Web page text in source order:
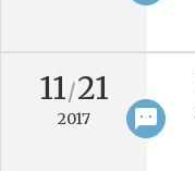
sms
11/21
2017 keyboard_arrow_right